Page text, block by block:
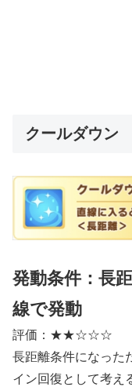
クールダウン
発動条件：長
線で発動
評価：★★☆☆☆
長距離条件になった
イン回復として考え